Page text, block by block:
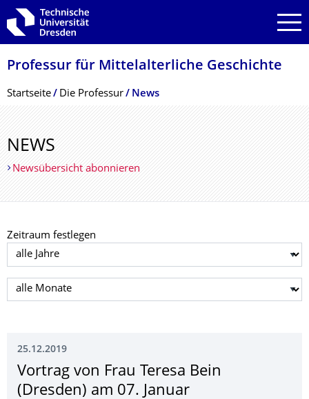
Zur Hauptnavigation springen
Zur Suche springen
Zum Inhalt springen
Professur für Mittelalterliche Geschichte
Breadcrumb-Menü
Startseite Die Professur News
NEWS
Newsübersicht abonnieren
Zeitraum festlegen
Jahr auswählen
Monat auswählen
25.12.2019
Vortrag von Frau Teresa Bein
(Dresden) am 07. Januar